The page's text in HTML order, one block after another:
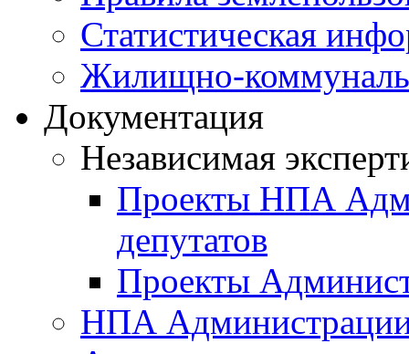
Статистическая
Жилищно-
Документация
Независимая
Проекты НПА
депутатов
Проекты
НПА